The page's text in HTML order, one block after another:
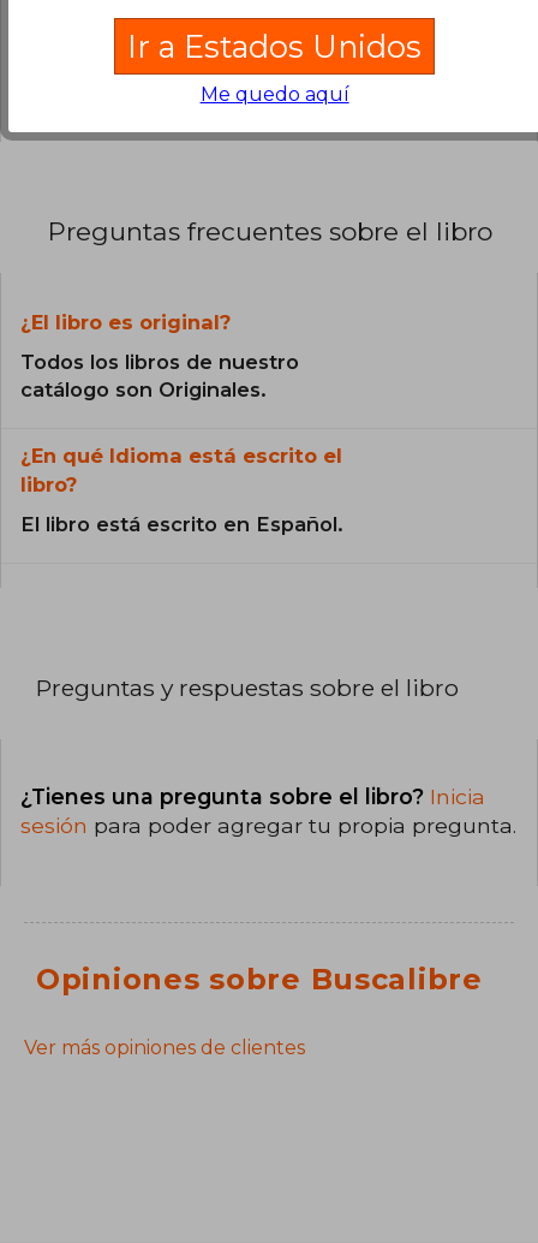
0% (0)
0% (0)
0% (0)
Preguntas frecuentes sobre el libro
¿El libro es original?
Todos los libros de nuestro
catálogo son Originales.
¿En qué Idioma está escrito el
libro?
El libro está escrito en Español.
Preguntas y respuestas sobre el libro
¿Tienes una pregunta sobre el libro? Inicia
sesión para poder agregar tu propia pregunta.
Opiniones sobre Buscalibre
Ver más opiniones de clientes
Ir a Estados Unidos
Me quedo aquí